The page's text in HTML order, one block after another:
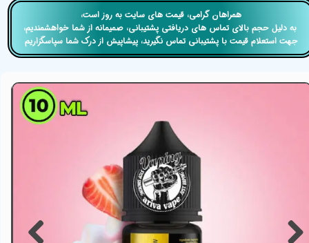
​​همراهان گرامی، قیمت های سایت به روز است،
​​​​​​​ به دلیل حجم بالای تماس های دریافتی پشتیبانی، صمیمانه از شما خواهشمندیم،
جهت استعلام قیمت با پشتیبانی تماس نگیرید، پیشاپیش از درک شما سپاسگزاریم